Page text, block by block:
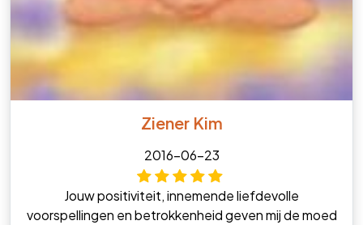
Ziener Kim
2016-06-23
Jouw positiviteit, innemende liefdevolle
voorspellingen en betrokkenheid geven mij de moed